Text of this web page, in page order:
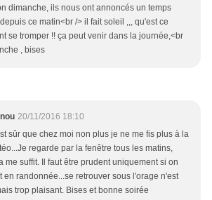
dimanche, ils nous ont annoncés un temps
ce matin<br /> il fait soleil ,,, qu'est ce
se tromper !! ça peut venir dans la journée,<br
, bises
20/11/2016 18:10
sûr que chez moi non plus je ne me fis plus à la
regarde par la fenêtre tous les matins,
me suffit. Il faut être prudent uniquement si on
en randonnée...se retrouver sous l'orage n'est
trop plaisant. Bises et bonne soirée